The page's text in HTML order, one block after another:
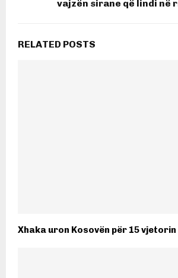
vajzën sirane që lindi në
RELATED POSTS
Xhaka uron Kosovën për 15